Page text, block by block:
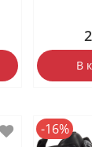
В
-16%